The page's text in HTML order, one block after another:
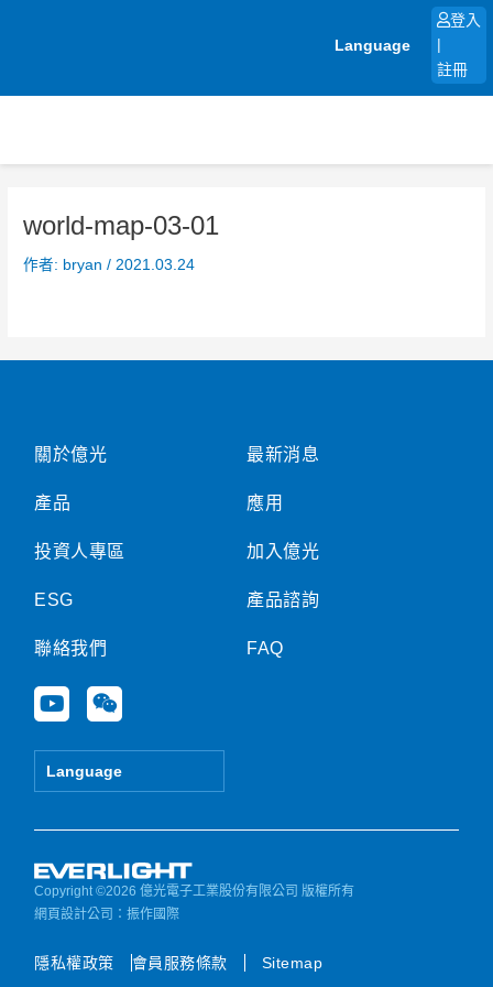
Language
登入
註冊
world-map-03-01
作者: bryan/ 2021.03.24
關於億光
產品
投資人專區
ESG
聯絡我們
Y
o
u
e
W
e
i
Language
最新消息
應用
加入億光
產品諮詢
FAQ
Copyright ©2026 億光電子工業股份有限公司 版權所有
網頁設計公司 ：振作國際
隱私權政策 會員服務條款 Sitemap